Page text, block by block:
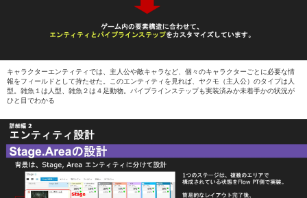
キャラクターエンティティでは、主人公や敵キャラなど、個々のキャラクターごとに必要な情
報をフィールドとして持たせた。このエンティティを見れば、ヤクモ（主人公）のタイプは人
型。雑魚１は人型、雑魚２は４足動物。パイプラインステップも実装済みか未着手かの状況が
ひと目でわかる